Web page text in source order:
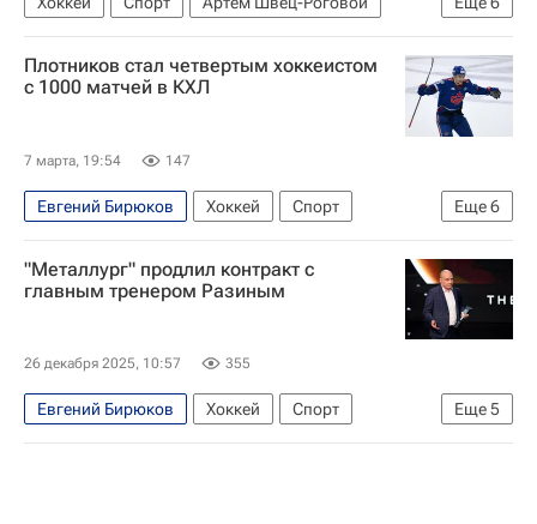
Марат Хайруллин
СКА (Санкт-Петербург)
Шанхайские драконы
КХЛ 2025-2026
Плотников стал четвертым хоккеистом
с 1000 матчей в КХЛ
7 марта, 19:54 147
Еще6
Евгений Бирюков Хоккей
Спорт
Сергей Плотников
Вадим Шипачев
ХК Динамо (Москва)
СКА (Санкт-Петербург)
"Металлург" продлил контракт с
главным тренером Разиным
26 декабря 2025, 10:57 355
Еще5
Евгений Бирюков Хоккей
Спорт
Андрей Разин
Металлург (Магнитогорск)